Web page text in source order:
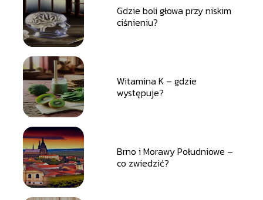
Gdzie boli głowa przy niskim
ciśnieniu?
Witamina K – gdzie
występuje?
Brno i Morawy Południowe –
co zwiedzić?